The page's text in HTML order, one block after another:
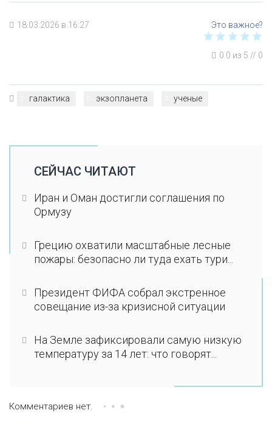
18.03.2026 в 16:27
0.0 из 5 // 0
галактика экзопланета ученые
СЕЙЧАС ЧИТАЮТ
Иран и Оман достигли соглашения по
Ормузу
Грецию охватили масштабные лесные
пожары: безопасно ли туда ехать тури...
Президент ФИФА собрал экстренное
совещание из-за кризисной ситуации
На Земле зафиксировали самую низкую
температуру за 14 лет: что говорят...
Комментариев нет.